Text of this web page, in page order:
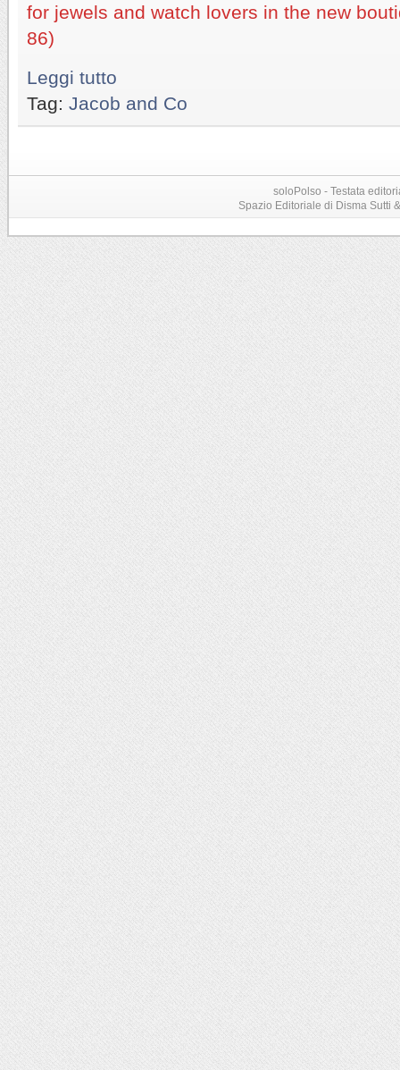
for jewels and watch lovers in the new
86)
Leggi tutto
Tag: Jacob and Co
soloPolso - Testata
Spazio Editoriale di Disma Sutti